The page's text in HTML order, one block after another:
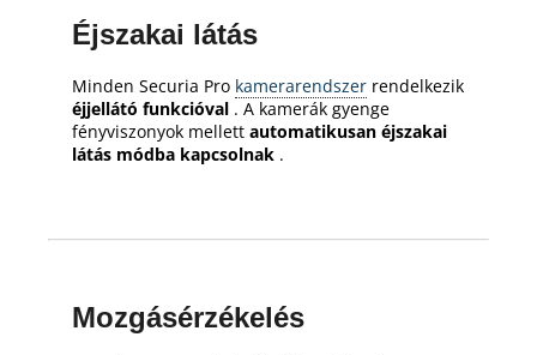
Éjszakai látás
Minden Securia Pro kamerarendszer rendelkezik
éjjellátó funkcióval . A kamerák gyenge
fényviszonyok mellett automatikusan éjszakai
látás módba kapcsolnak .
Mozgásérzékelés